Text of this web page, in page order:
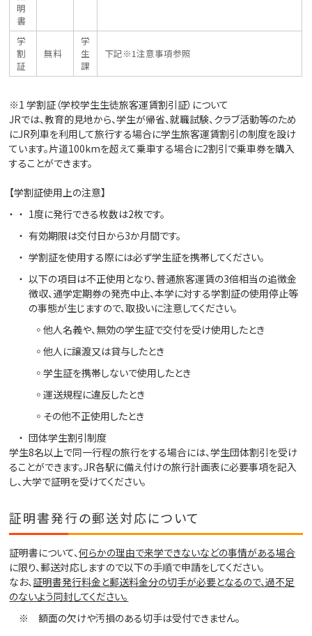
明
書
学
割
証
無料
学
生
課
下記※1注意事項参照
※1 学割証（学校学生生徒旅客運賃割引証）について
JRでは、教育的見地から、学生が帰省、就職試験、クラブ活動等のため
にJR列車を利用して旅行する場合に学生旅客運賃割引の制度を設け
ています。片道100kmを超えて乗車する場合に2割引で乗車券を購入
することができます。
【学割証使用上の注意】
1度に発行できる枚数は2枚です。
有効期限は交付日から3か月間です。
学割証を使用する際には必ず学生証を携帯してください。
以下の項目は不正使用となり、普通旅客運賃の3倍相当の追徴金
徴収、通学定期券の発売中止、本学に対する学割証の使用停止等
の事態が生じますので、取扱いに注意してください。
他人名義や、無効の学生証で交付を受け使用したとき
他人に譲渡又は貸与したとき
学生証を携帯しないで使用したとき
運送規程に違反したとき
その他不正使用したとき
団体学生割引制度
学生8名以上で同一行程の旅行をする場合には、学生団体割引を受け
ることができます。JR各駅に備え付けの旅行計画表に必要事項を記入
し、大学で証明を受けてください。
証明書発行の郵送対応について
証明書について、何らかの理由で来学できないなどの事情がある場合
に限り、郵送対応しますので以下の手順で申請をしてください。
なお、証明書発行料金と郵送料金分の切手が必要となるので、過不足
のないよう同封してください。
※ 額面の欠けや汚損のある切手は受付できません。